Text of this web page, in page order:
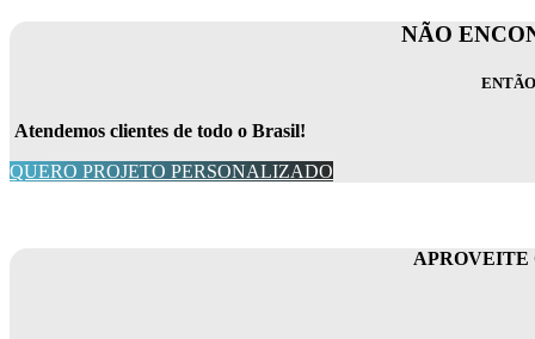
NÃO
Atendemos clientes de todo o Brasil!
QUERO PROJETO PERSONALIZADO
APROVEITE